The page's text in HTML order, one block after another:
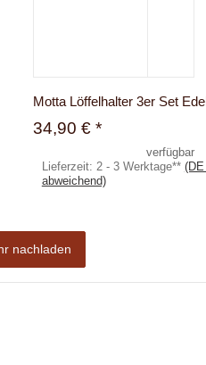
Motta Löffelhalter 3er Set
34,90 € *
verfügbar
Lieferzeit: 2 - 3 Werktage**
abweichend)
nachladen